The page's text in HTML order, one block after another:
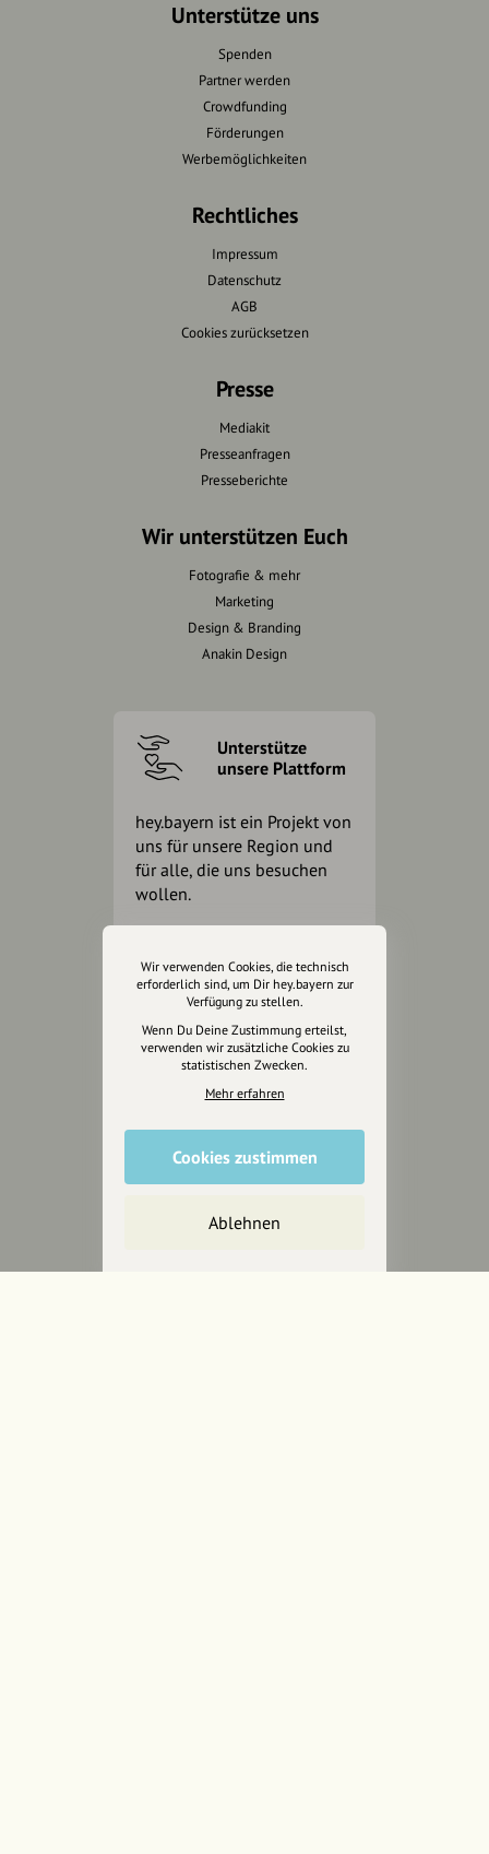
Unterstütze uns
Spenden
Partner werden
Crowdfunding
Förderungen
Werbemöglichkeiten
Rechtliches
Impressum
Datenschutz
AGB
Cookies zurücksetzen
Presse
Mediakit
Presseanfragen
Presseberichte
Wir unterstützen Euch
Fotografie & mehr
Marketing
Design & Branding
Anakin Design
Unterstütze
unsere Plattform
hey.bayern ist ein Projekt von
uns für unsere Region und
für alle, die uns besuchen
wollen.
Inhalte vorschlagen
Jetzt unterstützen
Wir können leider keine
Wir verwenden Cookies, die technisch
erforderlich sind, um Dir hey.bayern zur
Verfügung zu stellen.
Wenn Du Deine Zustimmung erteilst,
verwenden wir zusätzliche Cookies zu
statistischen Zwecken.
Mehr erfahren
Cookies zustimmen
Ablehnen